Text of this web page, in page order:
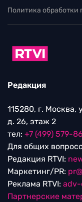
Политика
Редакция
115280, г. Москва,
д. 26, этаж 2
тел: +7 (499) 579-
Для общих
Редакция RTVI:
Маркетинг/PR:
Реклама RTVI: adv-
Партнерские